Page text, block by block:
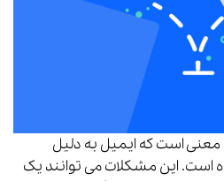
معنی است که ایمیل به دلیل
است. این مشکلات می توانند یک